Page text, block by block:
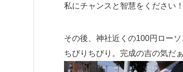
私にチャンスと智慧をください！
その後、神社近くの100円ロー
ちびりちびり。完成の吉の気だぁ